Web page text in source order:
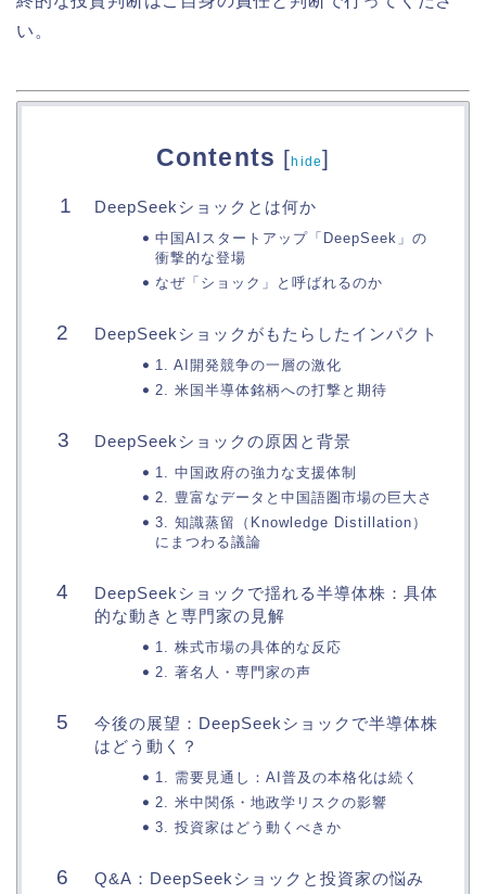
い。
Contents [hide]
DeepSeekショックとは何か
中国AIスタートアップ「DeepSeek」の
衝撃的な登場
なぜ「ショック」と呼ばれるのか
DeepSeekショックがもたらしたインパクト
1. AI開発競争の一層の激化
2. 米国半導体銘柄への打撃と期待
DeepSeekショックの原因と背景
1. 中国政府の強力な支援体制
2. 豊富なデータと中国語圏市場の巨大さ
3. 知識蒸留（Knowledge Distillation）
にまつわる議論
DeepSeekショックで揺れる半導体株：具体
的な動きと専門家の見解
1. 株式市場の具体的な反応
2. 著名人・専門家の声
今後の展望：DeepSeekショックで半導体株
はどう動く？
1. 需要見通し：AI普及の本格化は続く
2. 米中関係・地政学リスクの影響
3. 投資家はどう動くべきか
Q&A：DeepSeekショックと投資家の悩み